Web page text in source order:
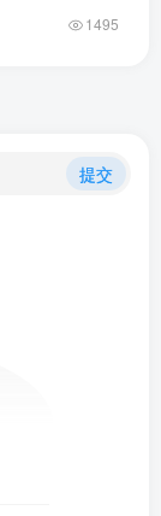
1495
提交